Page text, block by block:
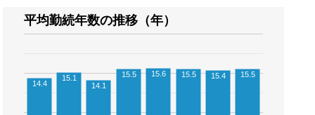
平均勤続年数の推移（年）
14.4
15.1
14.1
15.5 15.6 15.5 15.4 15.5